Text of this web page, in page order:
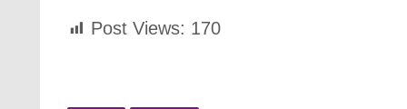
Post Views: 170